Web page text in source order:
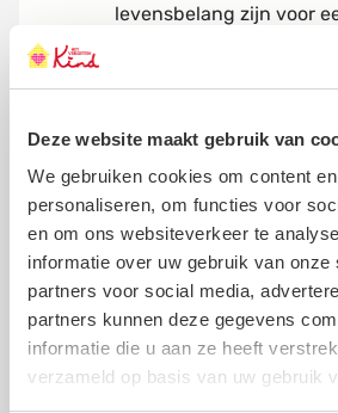
Deze website maakt gebruik van
We gebruiken cookies om content
personaliseren, om functies voor
en om ons websiteverkeer te
informatie over uw gebruik van onze
partners voor social media,
partners kunnen deze gegevens
informatie die u aan ze heeft
verzameld op basis van uw gebruik
levensbelang zijn voor
goed te ontwikkelen en
op te groeien. Na deze
je beter wat de
nadelen zijn van jouw
-> Deze test is
trainers van Klimaat Van
Aandacht bij Het